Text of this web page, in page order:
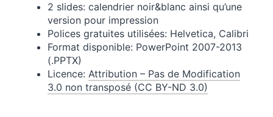
2 slides: calendrier noir&blanc ainsi qu’une
version pour impression
Polices gratuites utilisées: Helvetica, Calibri
Format disponible: PowerPoint 2007-2013
(.PPTX)
Licence: Attribution – Pas de Modification
3.0 non transposé (CC BY-ND 3.0)